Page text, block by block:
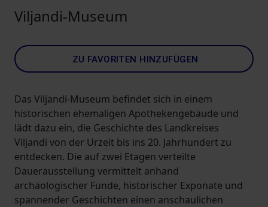
Viljandi-Museum
ZU FAVORITEN HINZUFÜGEN
Das Viljandi-Museum befindet sich in einem
historischen ehemaligen Apothekengebäude und
lädt dazu ein, die Geschichte des Landkreises
Viljandi von der Urzeit bis ins 20. Jahrhundert zu
entdecken. Die auf zwei Etagen verteilte
Dauerausstellung vermittelt anhand
archäologischer Funde, historischer Exponate und
spannender Geschichten einen anschaulichen